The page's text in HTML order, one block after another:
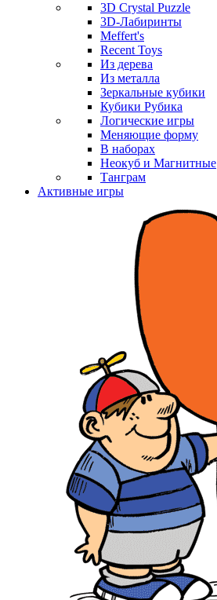
3D Crystal Puzzle
3D-Лабиринты
Meffert's
Recent Toys
Из дерева
Из металла
Зеркальные кубики
Кубики Рубика
Логические игры
Меняющие форму
В наборах
Неокуб и Магнитные
Танграм
Активные игры